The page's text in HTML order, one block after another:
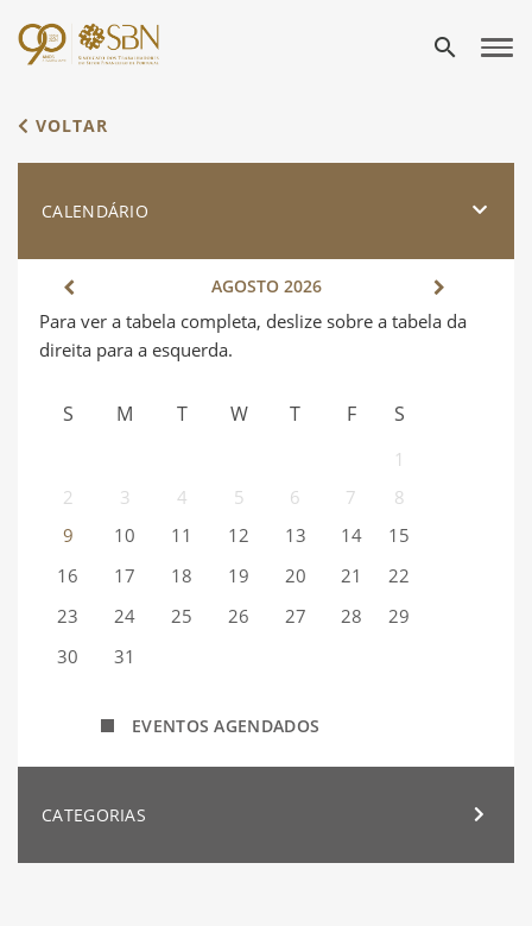
search
VOLTAR
CALENDÁRIO
AGOSTO 2026
S M T W T F S
1
2
3 4 5 6 7
8
9
10 11 12 13 14
15
16
17 18 19 20 21
22
23
24 25 26 27 28
29
30
31
EVENTOS AGENDADOS
CATEGORIAS